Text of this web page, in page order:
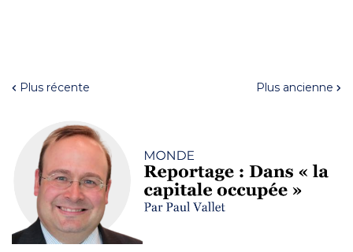
Plus récente Plus ancienne